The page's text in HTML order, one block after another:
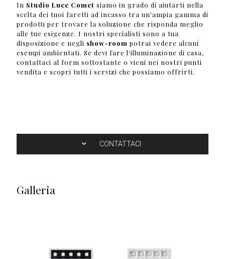
In Studio Luce Comet siamo in grado di aiutarti nella
scelta dei tuoi faretti ad incasso tra un'ampia gamma di
prodotti per trovare la soluzione che risponda meglio
alle tue esigenze. I nostri specialisti sono a tua
disposizione e negli show-room potrai vedere alcuni
esempi ambientati. Se devi fare l'illuminazione di casa,
contattaci al form sottostante o vieni nei nostri punti
vendita e scopri tutti i servizi che possiamo offrirti.
CONTATTACI
Galleria